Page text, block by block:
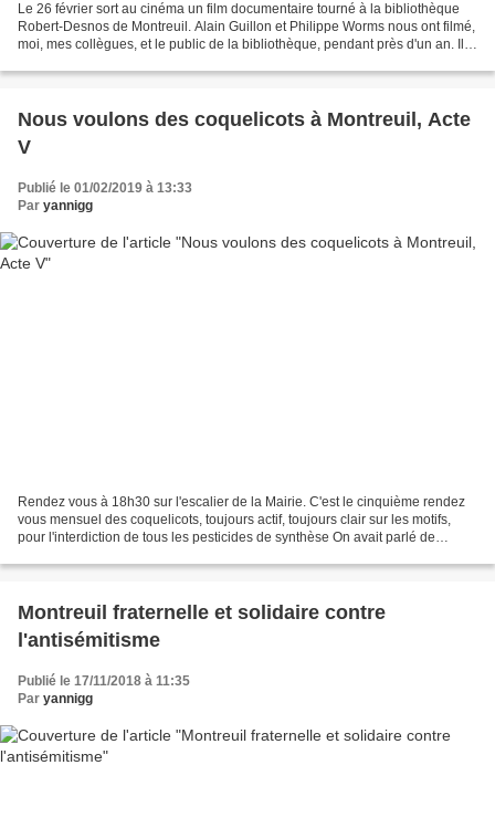
Le 26 février sort au cinéma un film documentaire tourné à la bibliothèque
Robert-Desnos de Montreuil. Alain Guillon et Philippe Worms nous ont filmé,
moi, mes collègues, et le public de la bibliothèque, pendant près d'un an. Ils
Nous voulons des coquelicots à Montreuil, Acte
V
Publié le 01/02/2019 à 13:33
Par yannigg
Rendez vous à 18h30 sur l'escalier de la Mairie. C'est le cinquième rendez
vous mensuel des coquelicots, toujours actif, toujours clair sur les motifs,
pour l'interdiction de tous les pesticides de synthèse On avait parlé de
Montreuil fraternelle et solidaire contre
l'antisémitisme
Publié le 17/11/2018 à 11:35
Par yannigg